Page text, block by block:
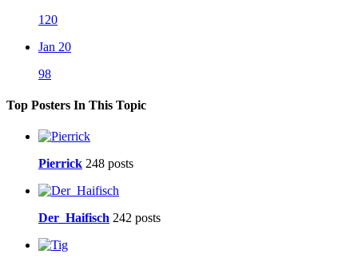
120
Jan 20
98
Top Posters In This Topic
Pierrick 248 posts
Der_Haifisch 242 posts